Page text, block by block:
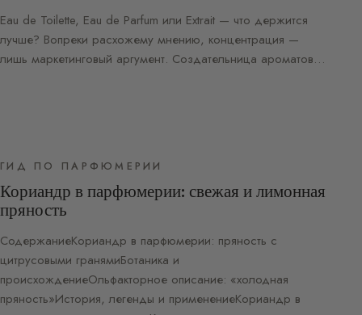
Eau de Toilette, Eau de Parfum или Extrait — что держится
лучше? Вопреки расхожему мнению, концентрация —
лишь маркетинговый аргумент. Создательница ароматов…
ГИД ПО ПАРФЮМЕРИИ
Кориандр в парфюмерии: свежая и лимонная
пряность
СодержаниеКориандр в парфюмерии: пряность с
цитрусовыми гранямиБотаника и
происхождениеОльфакторное описание: «холодная
пряность»История, легенды и применениеКориандр в